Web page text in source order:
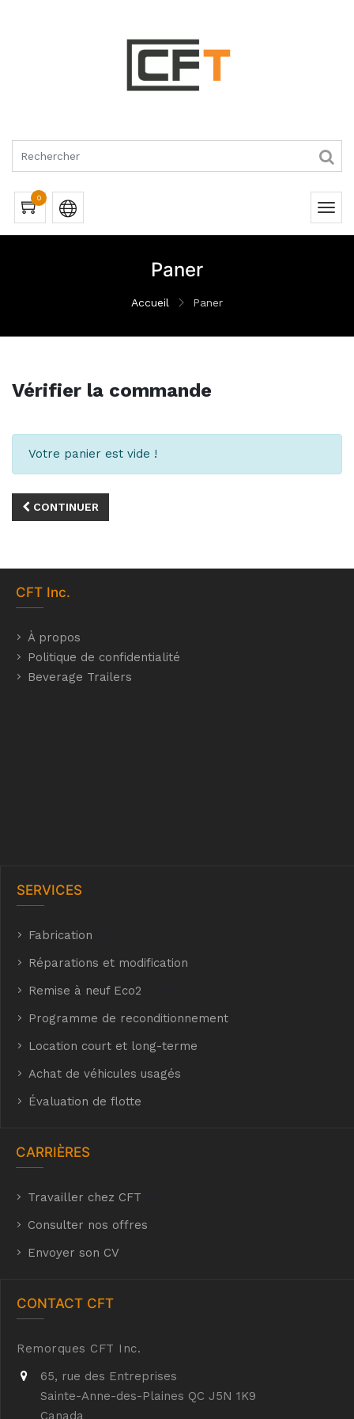
0
Paner
Accueil Paner
Vérifier la commande
Votre panier est vide !
CONTINUER
CFT Inc.
À propos
Politique de confidentialité
Beverage Trailers
SERVICES
Fabrication
Réparations et modification
Remise à neuf Eco2
Programme de reconditionnement
Location court et long-terme
Achat de véhicules usagés
Évaluation de flotte
CARRIÈRES
Travailler chez CFT
Consulter nos offres
Envoyer son CV
CONTACT CFT
Remorques CFT Inc.
65, rue des Entreprises
Sainte-Anne-des-Plaines QC J5N 1K9
Canada